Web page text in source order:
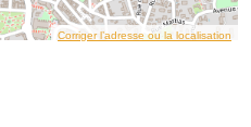
Corriger l’adresse ou la localisation